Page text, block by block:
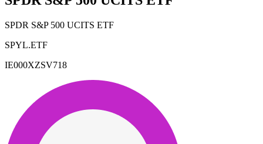
SPDR S&P 500 UCITS ETF
SPYL.ETF
IE000XZSV718